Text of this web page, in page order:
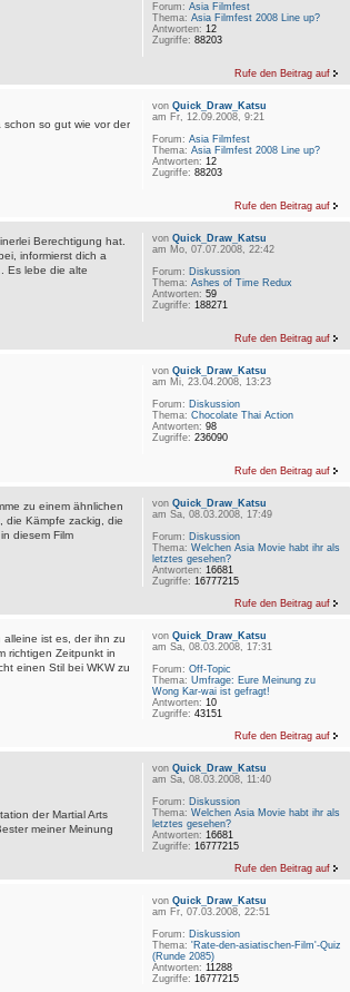
Forum: Asia Filmfest
Thema: Asia Filmfest 2008 Line up?
Antworten: 12
Zugriffe: 88203
Rufe den Beitrag auf
schon so gut wie vor der
von Quick_Draw_Katsu
am Fr, 12.09.2008, 9:21
Forum: Asia Filmfest
Thema: Asia Filmfest 2008 Line up?
Antworten: 12
Zugriffe: 88203
Rufe den Beitrag auf
Berechtigung hat.
informierst dich a
Es lebe die alte
von Quick_Draw_Katsu
am Mo, 07.07.2008, 22:42
Forum: Diskussion
Thema: Ashes of Time Redux
Antworten: 59
Zugriffe: 188271
Rufe den Beitrag auf
von Quick_Draw_Katsu
am Mi, 23.04.2008, 13:23
Forum: Diskussion
Thema: Chocolate Thai Action
Antworten: 98
Zugriffe: 236090
Rufe den Beitrag auf
zu einem ähnlichen
die Kämpfe zackig, die
diesem Film
von Quick_Draw_Katsu
am Sa, 08.03.2008, 17:49
Forum: Diskussion
Thema: Welchen Asia Movie habt ihr als
letztes gesehen?
Antworten: 16681
Zugriffe: 16777215
Rufe den Beitrag auf
alleine ist es, der ihn zu
richtigen Zeitpunkt in
einen Stil bei WKW zu
von Quick_Draw_Katsu
am Sa, 08.03.2008, 17:31
Forum: Off-Topic
Thema: Umfrage: Eure Meinung zu
Wong Kar-wai ist gefragt!
Antworten: 10
Zugriffe: 43151
Rufe den Beitrag auf
der Martial Arts
meiner Meinung
von Quick_Draw_Katsu
am Sa, 08.03.2008, 11:40
Forum: Diskussion
Thema: Welchen Asia Movie habt ihr als
letztes gesehen?
Antworten: 16681
Zugriffe: 16777215
Rufe den Beitrag auf
von Quick_Draw_Katsu
am Fr, 07.03.2008, 22:51
Forum: Diskussion
Thema: 'Rate-den-asiatischen-Film'-Quiz
(Runde 2085)
Antworten: 11288
Zugriffe: 16777215